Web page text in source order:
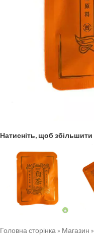
Натисніть, щоб збільшити
Головна сторінка » Магазин »